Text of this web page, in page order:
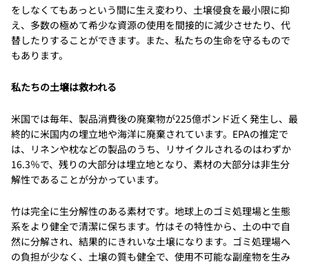
をしなくてもあっという間に生え変わり、土壌侵食を最小限に抑
え、多数の極めて希少な資源の使用を間接的に減少させたり、代
替したりすることができます。また、私たちの生命を守るもので
もあります。
私たちの土壌は救われる
米国では毎年、製品消費後の廃棄物が225億ポンド近く発生し、最
終的に米国内の埋立地や海洋に廃棄されています。EPAの推定で
は、リネンや枕などの製品のうち、リサイクルされるのはわずか
16.3％で、残りの大部分は埋立地となり、素材の大部分は非生分
解性であることが分かっています。
竹は完全に生分解性のある素材です。地球上のゴミ処理場と生態
系をより健全で清潔に保ちます。竹はその特性から、土の中で自
然に分解され、結果的にきれいな土壌になります。ゴミ処理場へ
の負担が少なく、土壌の質も健全で、使用不可能な副産物を生み